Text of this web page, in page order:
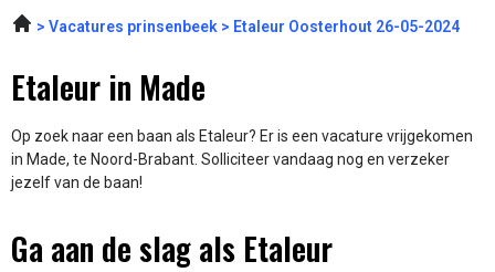
Vacatures prinsenbeek Etaleur Oosterhout 26-05-2024
Etaleur in Made
Op zoek naar een baan als Etaleur? Er is een vacature vrijgekomen
in Made, te Noord-Brabant. Solliciteer vandaag nog en verzeker
jezelf van de baan!
Ga aan de slag als Etaleur